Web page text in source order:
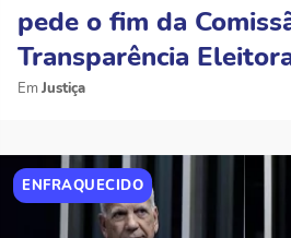
pede o fim da
Transparência
Justiça
ENFRAQUECIDO